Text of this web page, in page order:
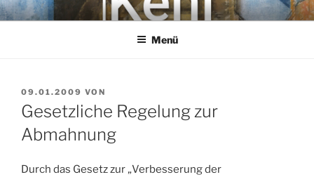
Zum
InhaltKEHL
Rechtsanwaltsgesellschaft mbH
Menü
VERÖFFENTLICHT
AM
09.01.2009 VON
Gesetzliche Regelung zur
Abmahnung
Durch das Gesetz zur „Verbesserung der